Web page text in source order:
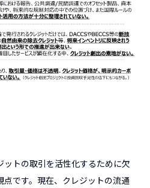
ットの取引を活性化するために欠
です。現在、クレジットの流通